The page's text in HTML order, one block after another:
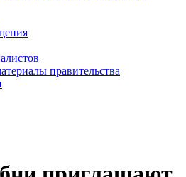
правительства